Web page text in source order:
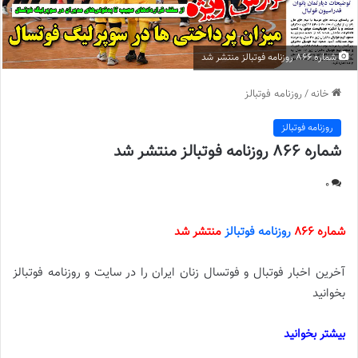
شماره 866 روزنامه فوتبالز منتشر شد
خانه/روزنامه فوتبالز
روزنامه فوتبالز
شماره 866 روزنامه فوتبالز منتشر شد
0
شماره 866 روزنامه فوتبالزمنتشر شد
آخرین اخبار فوتبال و فوتسال زنان ایران را در سایت و روزنامه فوتبالز
بخوانید
بیشتر بخوانید